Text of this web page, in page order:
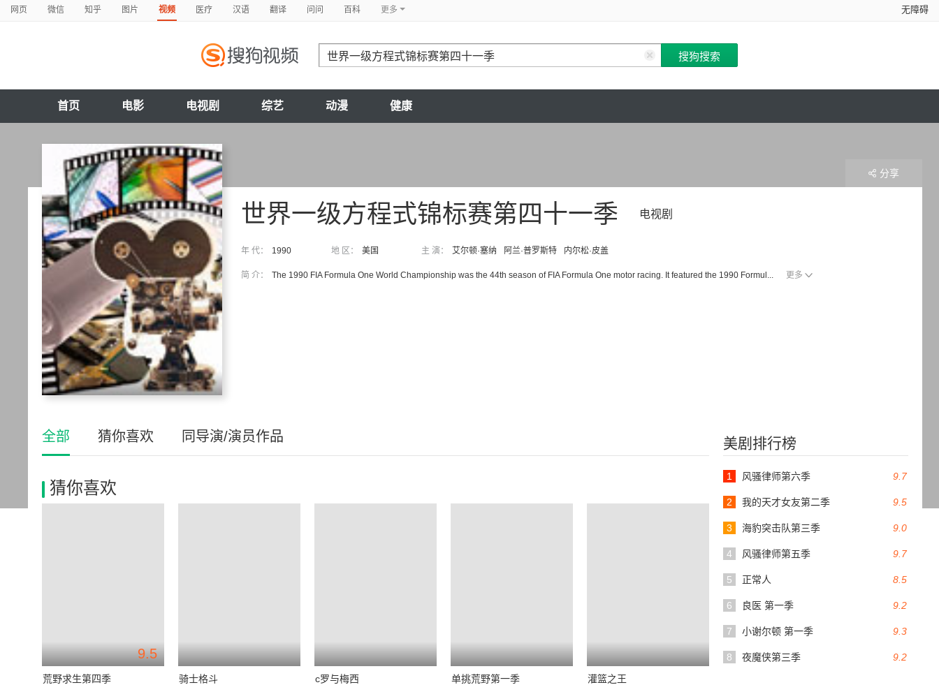
网页 微信 知乎 图片 视频 医疗 汉语 翻译 问问 百科 更多 无障碍
首页 电影 电视剧 综艺 动漫 健康
电视剧
世界一级方程式锦标赛第四十一季
年 代： 1990 地 区： 美国 主 演： 艾尔顿·塞纳 阿兰·普罗斯特 内尔松·皮盖
简 介： The 1990 FIA Formula One World Championship was the 44th season of FIA Formula One motor racing. It featured the 1990 Formul... 更多
分享
美剧排行榜
9.7
1 风骚律师第六季
9.5
2 我的天才女友第二季
9.0
3 海豹突击队第三季
9.7
4 风骚律师第五季
8.5
5 正常人
9.2
6 良医 第一季
9.3
7 小谢尔顿 第一季
9.2
8 夜魔侠第三季
全部 猜你喜欢 同导演/演员作品
猜你喜欢
9.5
荒野求生第四季 骑士格斗 c罗与梅西 单挑荒野第一季 灌篮之王